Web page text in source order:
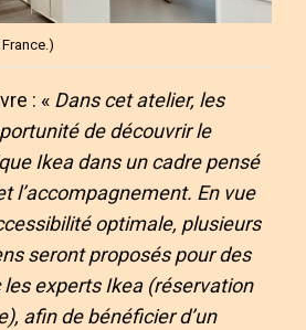
: « Dans cet atelier, les
de découvrir le
Ikea dans un cadre pensé
l’accompagnement. En vue
optimale, plusieurs
seront proposés pour des
experts Ikea (réservation
afin de bénéficier d’un